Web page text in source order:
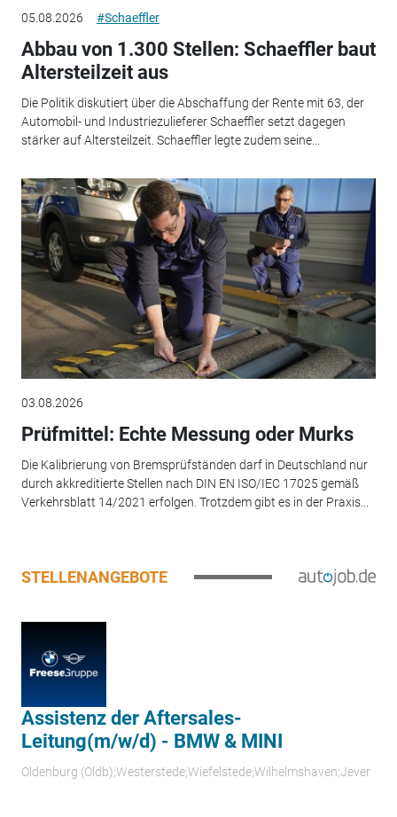
05.08.2026 #Schaeffler
Abbau von 1.300 Stellen: Schaeffler baut
Altersteilzeit aus
Die Politik diskutiert über die Abschaffung der Rente mit 63, der
Automobil- und Industriezulieferer Schaeffler setzt dagegen
stärker auf Altersteilzeit. Schaeffler legte zudem seine...
03.08.2026
Prüfmittel: Echte Messung oder Murks
Die Kalibrierung von Bremsprüfständen darf in Deutschland nur
durch akkreditierte Stellen nach DIN EN ISO/IEC 17025 gemäß
Verkehrsblatt 14/2021 erfolgen. Trotzdem gibt es in der Praxis...
STELLENANGEBOTE
Assistenz der Aftersales-
Leitung(m/w/d) - BMW & MINI
Oldenburg (Oldb);Westerstede;Wiefelstede;Wilhelmshaven;Jever